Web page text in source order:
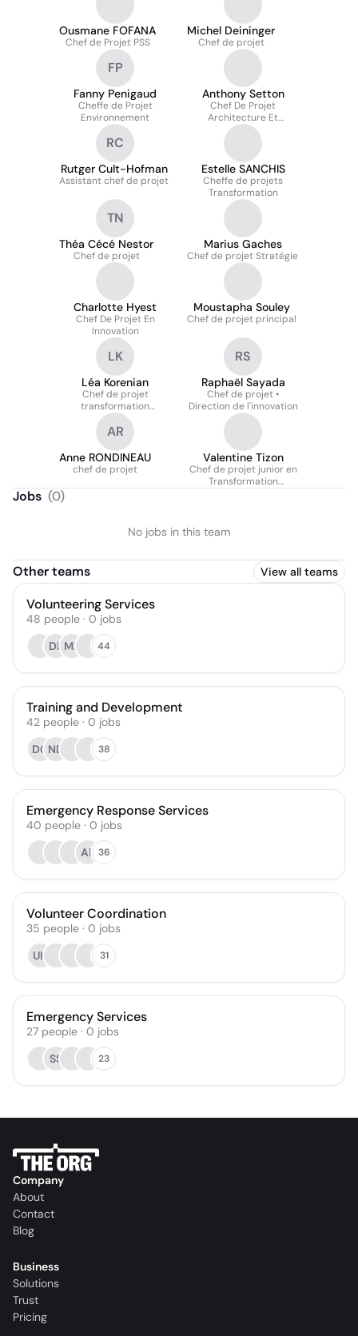
Ousmane FOFANA
Chef de Projet PSS
Michel Deininger
Chef de projet
FP
Fanny Penigaud
Cheffe de Projet
Environnement
Anthony Setton
Chef De Projet
Architecture Et
Infrastructure
RC
Rutger Cult-Hofman
Assistant chef de projet
Estelle SANCHIS
Cheffe de projets
Transformation
TN
Théa Cécé Nestor
Chef de projet
Marius Gaches
Chef de projet Stratégie
Charlotte Hyest
Chef De Projet En
Innovation
Moustapha Souley
Chef de projet principal
LK
Léa Korenian
Chef de projet
transformation
stratégique et
innovation
RS
Raphaël Sayada
Chef de projet •
Direction de l'innovation
AR
Anne RONDINEAU
chef de projet
Valentine Tizon
Chef de projet junior en
Transformation
Jobs (0)
No jobs in this team
Other teams View all teams
Volunteering Services
48 people · 0 jobs
DL MB 44
Training and Development
42 people · 0 jobs
DG ND 38
Emergency Response Services
40 people · 0 jobs
AR 36
Volunteer Coordination
35 people · 0 jobs
UK
31
Emergency Services
27 people · 0 jobs
SS
23
Company
About
Contact
Blog
Business
Solutions
Trust
Pricing